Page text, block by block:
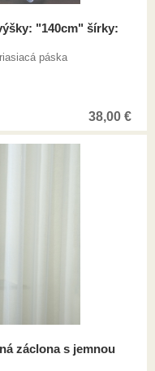
"140cm" šírky:
páska
38,00 €
záclona s jemnou